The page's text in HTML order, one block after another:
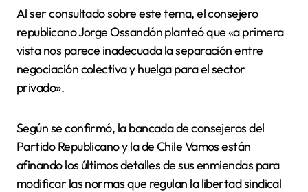
Al ser consultado sobre este tema, el consejero
republicano Jorge Ossandón planteó que «a primera
vista nos parece inadecuada la separación entre
negociación colectiva y huelga para el sector
privado».
Según se confirmó, la bancada de consejeros del
Partido Republicano y la de Chile Vamos están
afinando los últimos detalles de sus enmiendas para
modificar las normas que regulan la libertad sindical